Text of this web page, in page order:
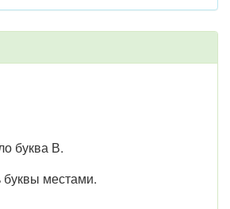
буква В.
местами.